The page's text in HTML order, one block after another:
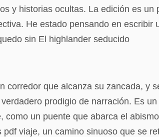
y historias ocultas. La edición es un
He estado pensando en escribir
sin El highlander seducido
que alcanza su zancada, y
prodigio de narración. Es
un puente que abarca el
viaje, un camino sinuoso que se